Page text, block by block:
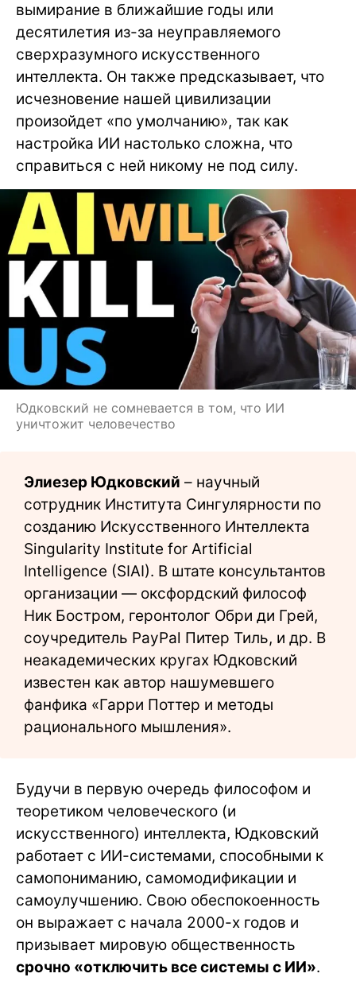
вымирание в ближайшие годы или
десятилетия из-за неуправляемого
сверхразумного искусственного
интеллекта. Он также предсказывает, что
исчезновение нашей цивилизации
произойдет «по умолчанию», так как
настройка ИИ настолько сложна, что
справиться с ней никому не под силу.
Юдковский не сомневается в том, что ИИ
уничтожит человечество
Элиезер Юдковский – научный
сотрудник Института Сингулярности по
созданию Искусственного Интеллекта
Singularity Institute for Artificial
Intelligence (SIAI). В штате консультантов
организации — оксфордский философ
Ник Бостром, геронтолог Обри ди Грей,
соучредитель PayPal Питер Тиль, и др. В
неакадемических кругах Юдковский
известен как автор нашумевшего
фанфика «Гарри Поттер и методы
рационального мышления».
Будучи в первую очередь философом и
теоретиком человеческого (и
искусственного) интеллекта, Юдковский
работает с ИИ-системами, способными к
самопониманию, самомодификации и
самоулучшению. Свою обеспокоенность
он выражает с начала 2000-х годов и
призывает мировую общественность
срочно «отключить все системы с ИИ».